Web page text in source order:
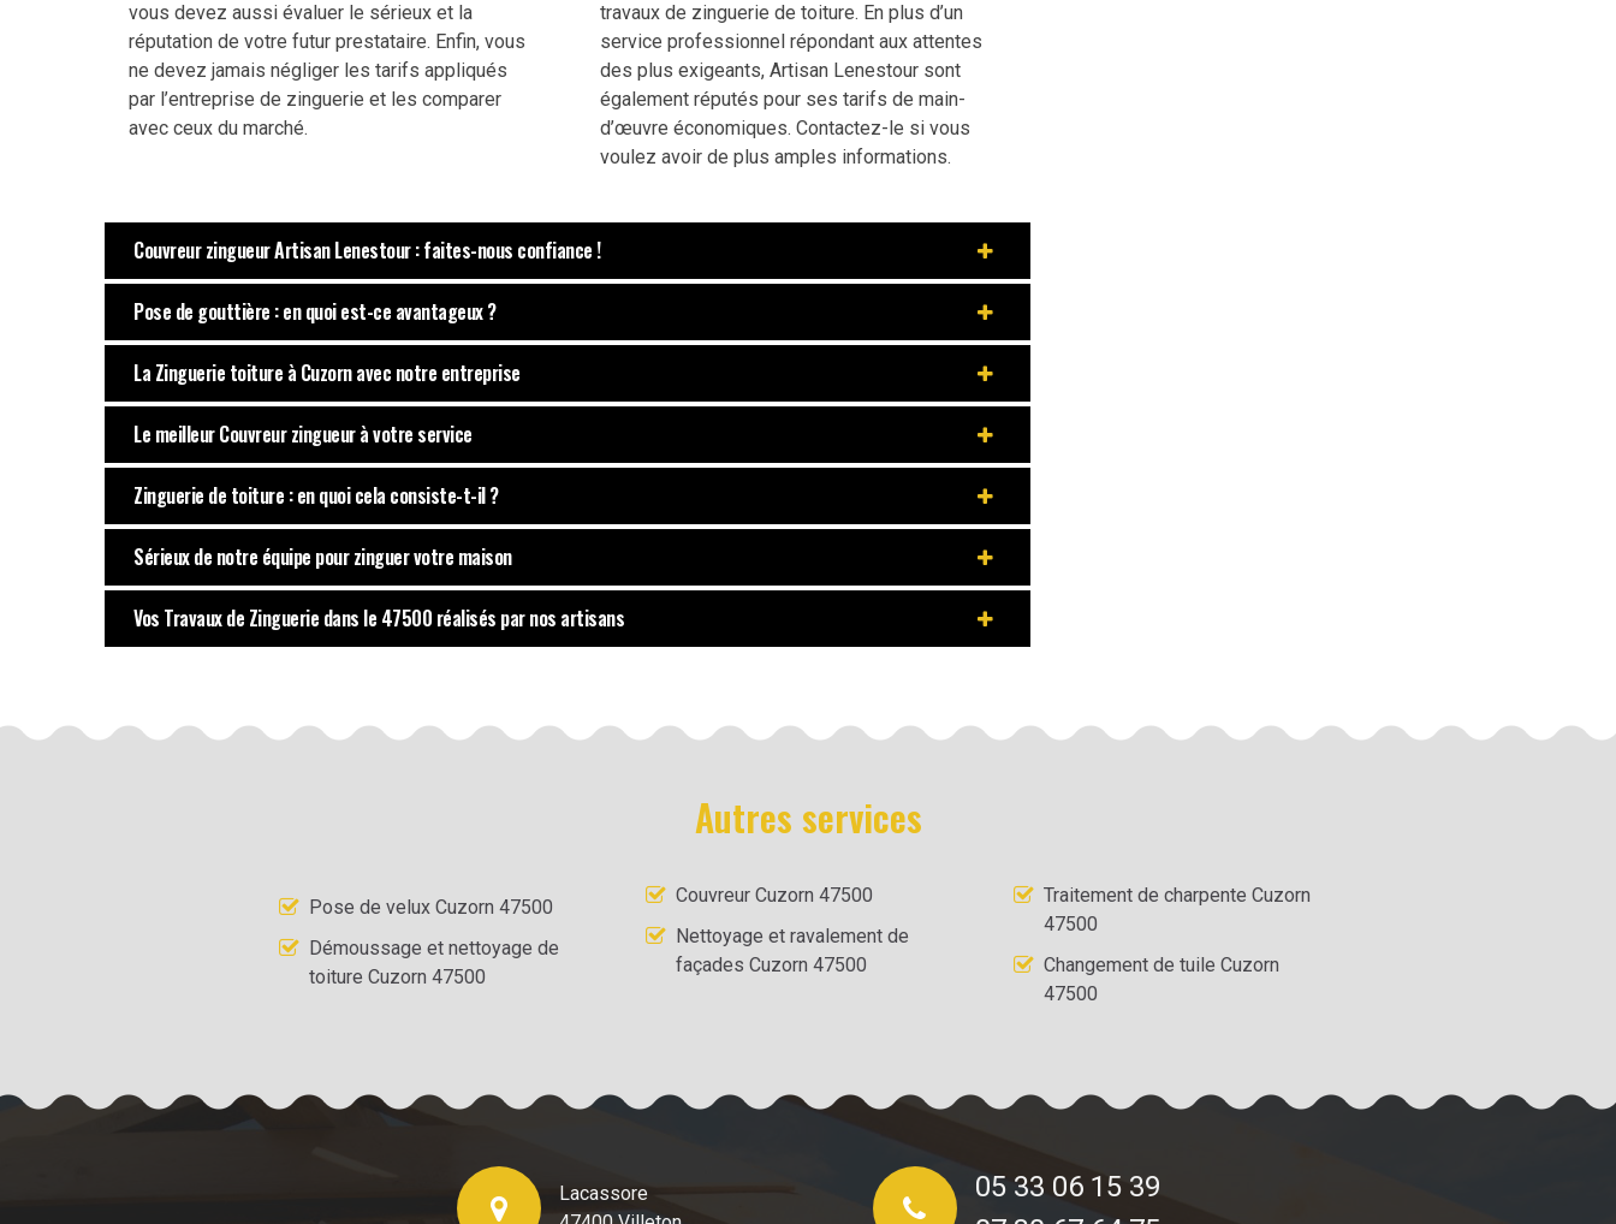
vous devez aussi évaluer le sérieux et la
réputation de votre futur prestataire. Enfin, vous
ne devez jamais négliger les tarifs appliqués
par l’entreprise de zinguerie et les comparer
avec ceux du marché.
travaux de zinguerie de toiture. En plus d’un
service professionnel répondant aux attentes
des plus exigeants, Artisan Lenestour sont
également réputés pour ses tarifs de main-
d’œuvre économiques. Contactez-le si vous
voulez avoir de plus amples informations.
Couvreur zingueur Artisan Lenestour : faites-nous confiance !
Pose de gouttière : en quoi est-ce avantageux ?
La Zinguerie toiture à Cuzorn avec notre entreprise
Le meilleur Couvreur zingueur à votre service
Zinguerie de toiture : en quoi cela consiste-t-il ?
Sérieux de notre équipe pour zinguer votre maison
Vos Travaux de Zinguerie dans le 47500 réalisés par nos artisans
Autres services
Pose de velux Cuzorn 47500
Démoussage et nettoyage de
toiture Cuzorn 47500
Couvreur Cuzorn 47500
Nettoyage et ravalement de
façades Cuzorn 47500
Traitement de charpente Cuzorn
47500
Changement de tuile Cuzorn
47500
Lacassore
05 33 06 15 39